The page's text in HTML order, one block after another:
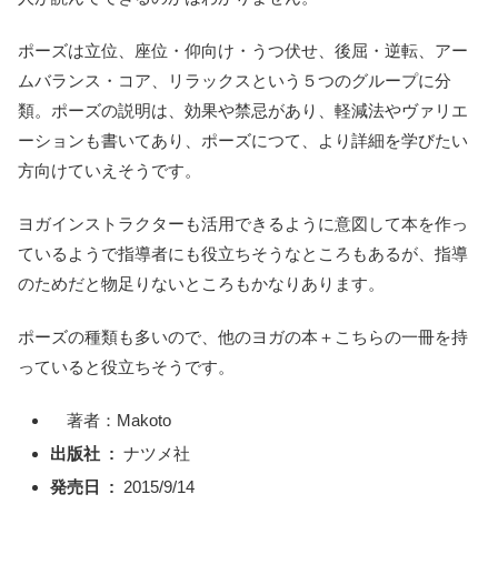
ポーズは立位、座位・仰向け・うつ伏せ、後屈・逆転、アー
ムバランス・コア、リラックスという５つのグループに分
類。ポーズの説明は、効果や禁忌があり、軽減法やヴァリエ
ーションも書いてあり、ポーズにつて、より詳細を学びたい
方向けていえそうです。
ヨガインストラクターも活用できるように意図して本を作っ
ているようで指導者にも役立ちそうなところもあるが、指導
のためだと物足りないところもかなりあります。
ポーズの種類も多いので、他のヨガの本＋こちらの一冊を持
っていると役立ちそうです。
著者：Makoto
出版社 ‏ : ‎ ナツメ社
発売日 ‏ : ‎ 2015/9/14